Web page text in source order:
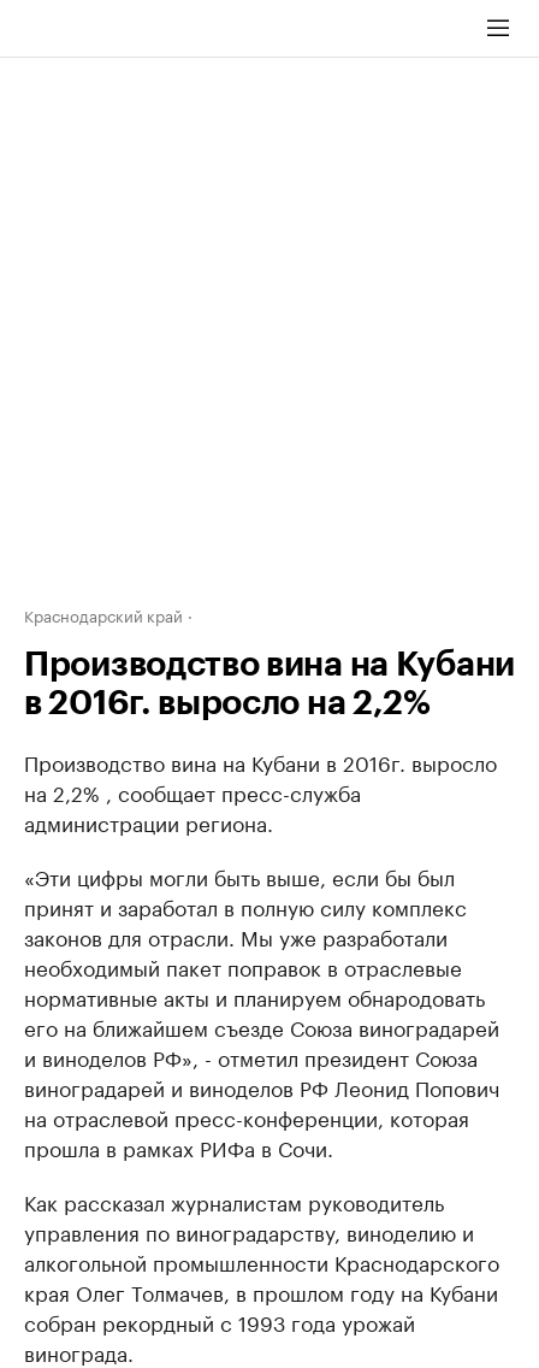
Краснодарский край
Производство вина на Кубани
в 2016г. выросло на 2,2%
Производство вина на Кубани в 2016г. выросло
на 2,2% , сообщает пресс-служба
администрации региона.
«Эти цифры могли быть выше, если бы был
принят и заработал в полную силу комплекс
законов для отрасли. Мы уже разработали
необходимый пакет поправок в отраслевые
нормативные акты и планируем обнародовать
его на ближайшем съезде Союза виноградарей
и виноделов РФ», - отметил президент Союза
виноградарей и виноделов РФ Леонид Попович
на отраслевой пресс-конференции, которая
прошла в рамках РИФа в Сочи.
Как рассказал журналистам руководитель
управления по виноградарству, виноделию и
алкогольной промышленности Краснодарского
края Олег Толмачев, в прошлом году на Кубани
собран рекордный с 1993 года урожай
винограда.